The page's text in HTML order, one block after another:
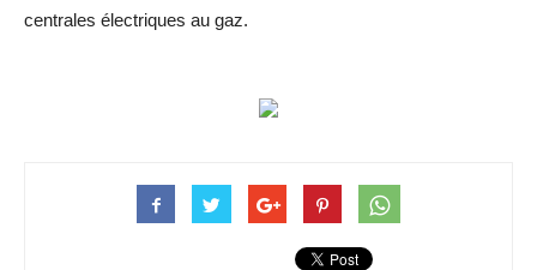
centrales électriques au gaz.